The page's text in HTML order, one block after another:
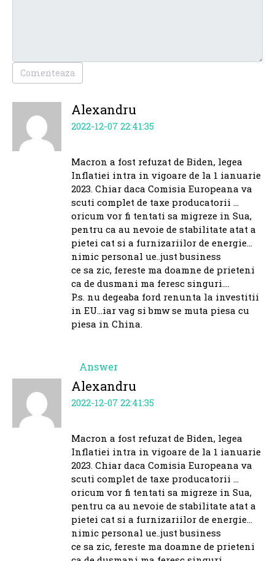
Comenteaza
Alexandru
2022-12-07 22:41:35
Macron a fost refuzat de Biden, legea
Inflatiei intra in vigoare de la 1 ianuarie
2023. Chiar daca Comisia Europeana va
scuti complet de taxe producatorii …
oricum vor fi tentati sa migreze in Sua,
pentru ca au nevoie de stabilitate atat a
pietei cat si a furnizariilor de energie…
nimic personal ue..just business
ce sa zic, fereste ma doamne de prieteni
ca de dusmani ma feresc singuri….
P.s. nu degeaba ford renunta la investitii
in EU…iar vag si bmw se muta piesa cu
piesa in China.
Answer
Alexandru
2022-12-07 22:41:35
Macron a fost refuzat de Biden, legea
Inflatiei intra in vigoare de la 1 ianuarie
2023. Chiar daca Comisia Europeana va
scuti complet de taxe producatorii …
oricum vor fi tentati sa migreze in Sua,
pentru ca au nevoie de stabilitate atat a
pietei cat si a furnizariilor de energie…
nimic personal ue..just business
ce sa zic, fereste ma doamne de prieteni